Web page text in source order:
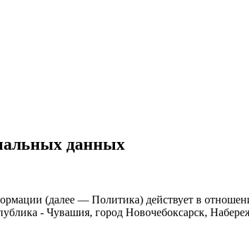
данных
(далее — Политика) действует в
- Чувашия, город Новочебоксарск,